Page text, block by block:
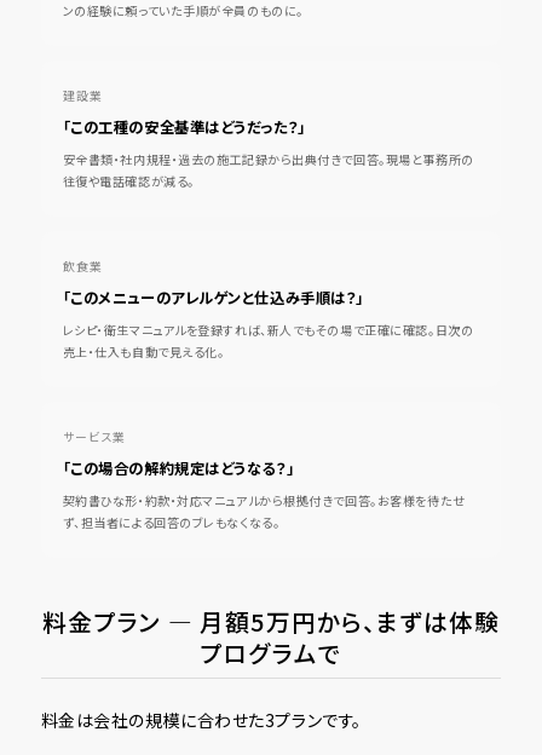
ンの経験に頼っていた手順が全員のものに。
建設業
「この工種の安全基準はどうだった？」
安全書類・社内規程・過去の施工記録から出典付きで回答。現場と事務所の
往復や電話確認が減る。
飲食業
「このメニューのアレルゲンと仕込み手順は？」
レシピ・衛生マニュアルを登録すれば、新人でもその場で正確に確認。日次の
売上・仕入も自動で見える化。
サービス業
「この場合の解約規定はどうなる？」
契約書ひな形・約款・対応マニュアルから根拠付きで回答。お客様を待たせ
ず、担当者による回答のブレもなくなる。
料金プラン ― 月額5万円から、まずは体験
プログラムで
料金は会社の規模に合わせた3プランです。